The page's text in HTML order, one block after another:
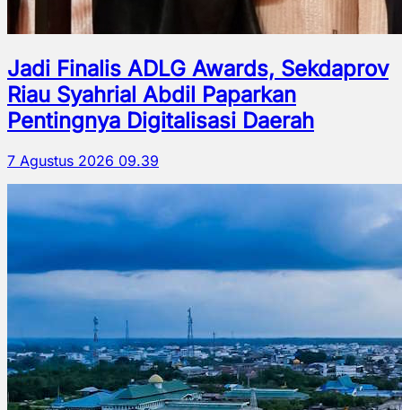
Jadi Finalis ADLG Awards, Sekdaprov
Riau Syahrial Abdil Paparkan
Pentingnya Digitalisasi Daerah
7 Agustus 2026 09.39